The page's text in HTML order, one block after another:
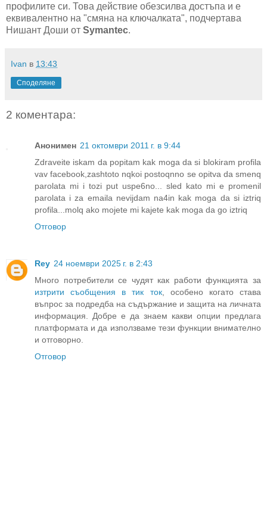
профилите си. Това действие обезсилва достъпа и е
еквивалентно на "смяна на ключалката", подчертава
Нишант Доши от Symantec.
Ivan в 13:43
Споделяне
2 коментара:
Анонимен 21 октомври 2011 г. в 9:44
Zdraveite iskam da popitam kak moga da si blokiram profila
vav facebook,zashtoto nqkoi postoqnno se opitva da smenq
parolata mi i tozi put uspe6no... sled kato mi e promenil
parolata i za emaila nevijdam na4in kak moga da si iztriq
profila...molq ako mojete mi kajete kak moga da go iztriq
Отговор
Rey 24 ноември 2025 г. в 2:43
Много потребители се чудят как работи функцията за
изтрити съобщения в тик ток, особено когато става
въпрос за подредба на съдържание и защита на личната
информация. Добре е да знаем какви опции предлага
платформата и да използваме тези функции внимателно
и отговорно.
Отговор